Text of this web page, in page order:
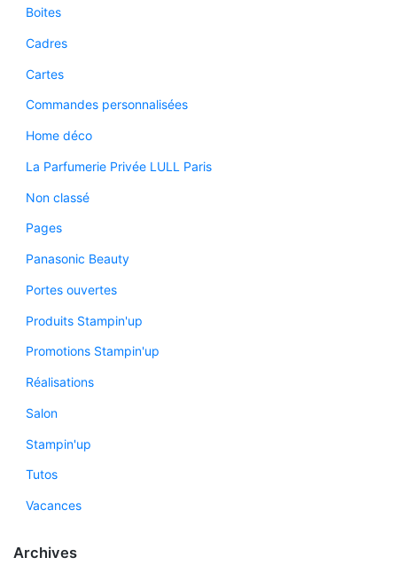
Boites
Cadres
Cartes
Commandes personnalisées
Home déco
La Parfumerie Privée LULL Paris
Non classé
Pages
Panasonic Beauty
Portes ouvertes
Produits Stampin'up
Promotions Stampin'up
Réalisations
Salon
Stampin'up
Tutos
Vacances
Archives